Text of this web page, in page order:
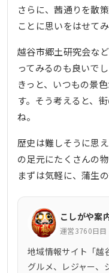
さらに、茜通りを散
ことに思いをはせて
越谷市郷土研究会な
ってみるのも良いでし
きっと、いつもの景
す。そう考えると、
ね。
歴史は難しそうに思
の足元にたくさんの
まずは気軽に、蒲生
こしがや案
運営3760日目
地域情報サイト「越
グルメ、レジャー、